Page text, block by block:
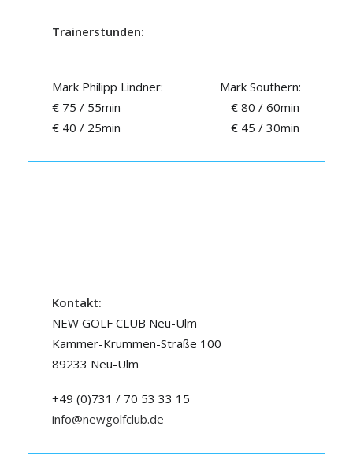
Trainerstunden:
Mark Philipp Lindner: Mark Southern:
€ 75 / 55min € 80 / 60min
€ 40 / 25min € 45 / 30min
Kontakt:
NEW GOLF CLUB Neu-Ulm
Kammer-Krummen-Straße 100
89233 Neu-Ulm
+49 (0)731 / 70 53 33 15
info@newgolfclub.de